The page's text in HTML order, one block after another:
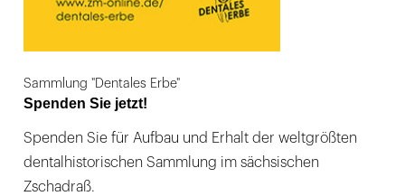
Sammlung "Dentales Erbe"
Spenden Sie jetzt!
Spenden Sie für Aufbau und Erhalt der weltgrößten
dentalhistorischen Sammlung im sächsischen
Zschadraß.